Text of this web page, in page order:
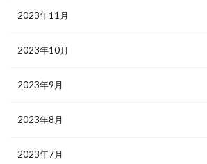
2023年11月
2023年10月
2023年9月
2023年8月
2023年7月